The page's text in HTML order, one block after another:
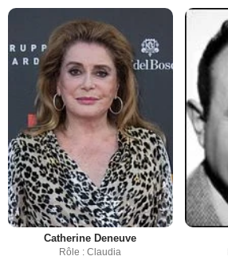
Catherine Deneuve
Rôle : Claudia